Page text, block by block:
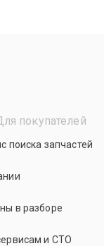
покупателей
поиска запчастей
в разборе
и СТО